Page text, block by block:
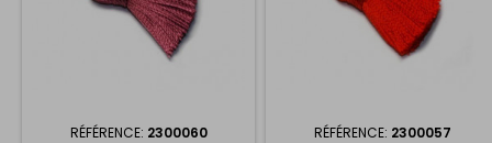
RÉFÉRENCE: 2300060 RÉFÉRENCE: 2300057